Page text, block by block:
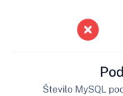
Število MySQL